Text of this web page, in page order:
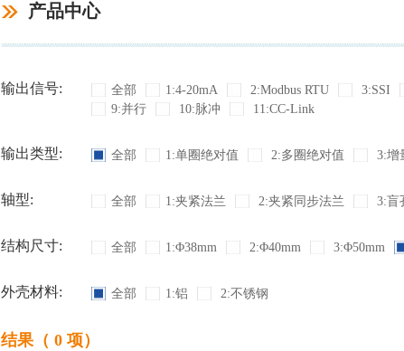
产品中心
输出信号: 全部 1:4-20mA 2:Modbus RTU 3:SSI
9:并行
10:脉冲 11:CC-Link
输出类型: 全部 1:单圈绝对值 2:多圈绝对值 3:增
轴型: 全部 1:夹紧法兰 2:夹紧同步法兰 3:盲
结构尺寸: 全部 1:Φ38mm 2:Φ40mm 3:Φ50mm
外壳材料: 全部 1:铝 2:不锈钢
结果（ 0 项）